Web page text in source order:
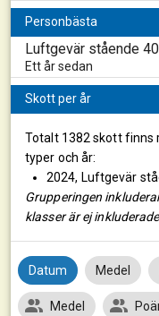
Personbästa
Luftgevär stående
Ett år sedan
Skott per år
Totalt 1382 skott finns
typer och år:
2024, Luftgevär
Grupperingen
klasser är ej inkluderade
Datum Medel
Medel